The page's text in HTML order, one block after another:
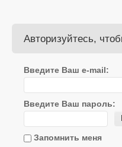
Авторизуйтесь,
Введите Ваш e-mail:
Введите Ваш пароль:
Запомнить меня